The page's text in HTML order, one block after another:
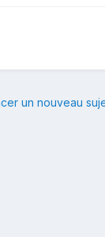
un nouveau